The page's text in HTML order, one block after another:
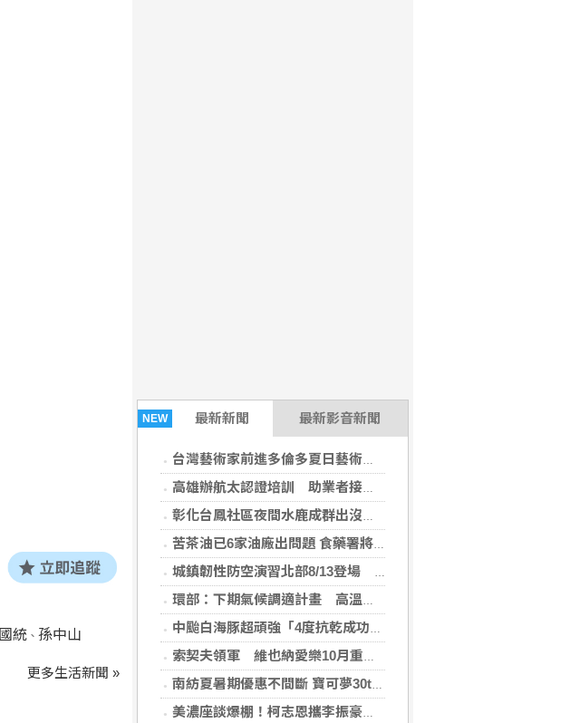
NEW 最新新聞 最新影音新聞
台灣藝術家前進多倫多夏日藝術節 探問當代議題
高雄辦航太認證培訓 助業者接軌2027國際新制
彰化台鳳社區夜間水鹿成群出沒 衝撞騎士險摔車
苦茶油已6家油廠出問題 食藥署將啟動輔導措施
城鎮韌性防空演習北部8/13登場 北市警籲先存避難點
環部：下期氣候調適計畫 高溫、強降雨納重點
中颱白海豚超頑強「4度抗乾成功」！鄭明典：過沖繩後路徑仍有變數
索契夫領軍 維也納愛樂10月重返台北國家音樂廳
南紡夏暑期優惠不間斷 寶可夢30th快閃店×源少年掀熱潮
美濃座談爆棚！柯志恩攜李振豪搶攻大旗美 青年返鄉成焦點
國統、 孫中山
更多生活新聞 »